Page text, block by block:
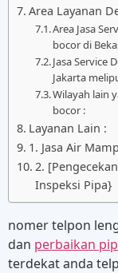
Area Layanan
Area Jasa
bocor di
Jasa Service
Jakarta
Wilayah lain
bocor :
Layanan Lain :
1. Jasa Air
2.
Inspeksi Pipa}
nomer telpon
dan perbaikan
terdekat anda telp